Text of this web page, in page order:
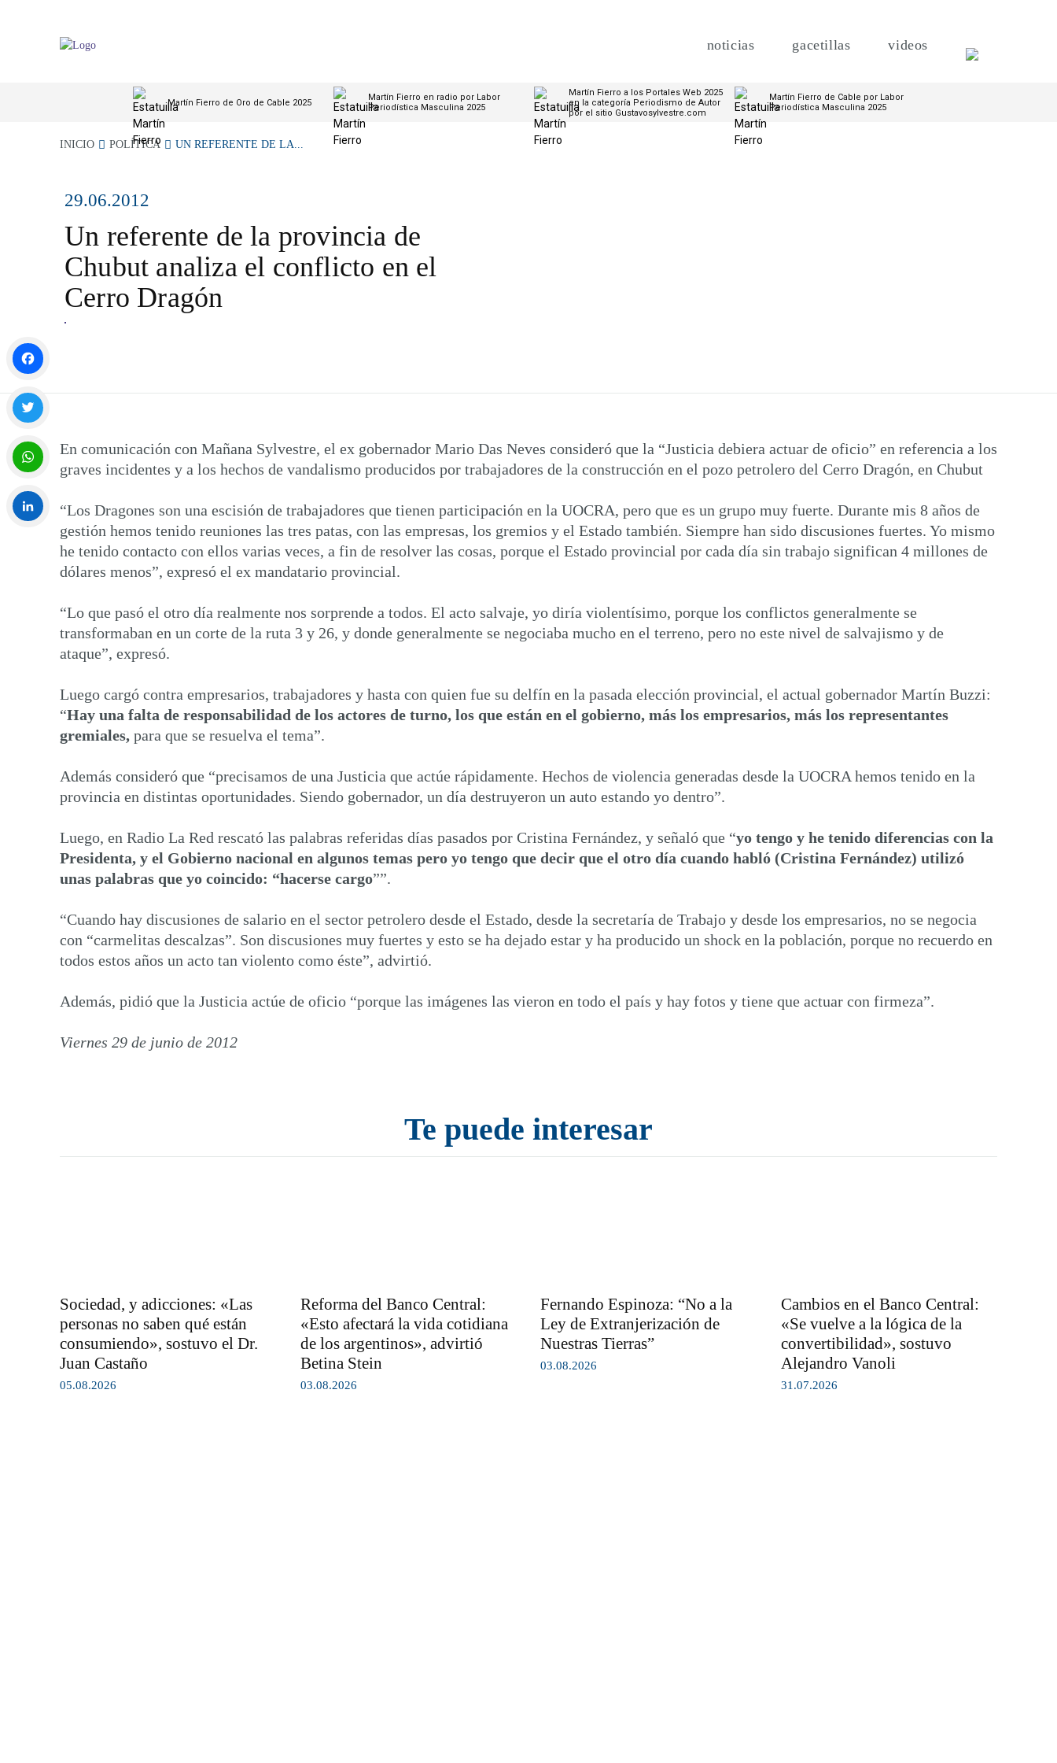
noticias gacetillas videos
Martín Fierro de Oro de Cable 2025
Martín Fierro en radio por Labor
Periodística Masculina 2025
Martín Fierro a los Portales Web 2025
en la categoría Periodismo de Autor
por el sitio Gustavosylvestre.com
Martín Fierro de Cable por Labor
Periodística Masculina 2025
INICIO POLÍTICA UN REFERENTE DE LA...
29.06.2012
Un referente de la provincia de
Chubut analiza el conflicto en el
Cerro Dragón
En comunicación con Mañana Sylvestre, el ex gobernador Mario Das Neves consideró que la “Justicia debiera actuar de oficio” en referencia a los
graves incidentes y a los hechos de vandalismo producidos por trabajadores de la construcción en el pozo petrolero del Cerro Dragón, en Chubut
“Los Dragones son una escisión de trabajadores que tienen participación en la UOCRA, pero que es un grupo muy fuerte. Durante mis 8 años de
gestión hemos tenido reuniones las tres patas, con las empresas, los gremios y el Estado también. Siempre han sido discusiones fuertes. Yo mismo
he tenido contacto con ellos varias veces, a fin de resolver las cosas, porque el Estado provincial por cada día sin trabajo significan 4 millones de
dólares menos”, expresó el ex mandatario provincial.
“Lo que pasó el otro día realmente nos sorprende a todos. El acto salvaje, yo diría violentísimo, porque los conflictos generalmente se
transformaban en un corte de la ruta 3 y 26, y donde generalmente se negociaba mucho en el terreno, pero no este nivel de salvajismo y de
ataque”, expresó.
Luego cargó contra empresarios, trabajadores y hasta con quien fue su delfín en la pasada elección provincial, el actual gobernador Martín Buzzi:
“Hay una falta de responsabilidad de los actores de turno, los que están en el gobierno, más los empresarios, más los representantes
gremiales, para que se resuelva el tema”.
Además consideró que “precisamos de una Justicia que actúe rápidamente. Hechos de violencia generadas desde la UOCRA hemos tenido en la
provincia en distintas oportunidades. Siendo gobernador, un día destruyeron un auto estando yo dentro”.
Luego, en Radio La Red rescató las palabras referidas días pasados por Cristina Fernández, y señaló que “yo tengo y he tenido diferencias con la
Presidenta, y el Gobierno nacional en algunos temas pero yo tengo que decir que el otro día cuando habló (Cristina Fernández) utilizó
unas palabras que yo coincido: “hacerse cargo””.
“Cuando hay discusiones de salario en el sector petrolero desde el Estado, desde la secretaría de Trabajo y desde los empresarios, no se negocia
con “carmelitas descalzas”. Son discusiones muy fuertes y esto se ha dejado estar y ha producido un shock en la población, porque no recuerdo en
todos estos años un acto tan violento como éste”, advirtió.
Además, pidió que la Justicia actúe de oficio “porque las imágenes las vieron en todo el país y hay fotos y tiene que actuar con firmeza”.
Viernes 29 de junio de 2012
Te puede interesar
Sociedad, y adicciones: «Las
personas no saben qué están
consumiendo», sostuvo el Dr.
Juan Castaño
05.08.2026
Reforma del Banco Central:
«Esto afectará la vida cotidiana
de los argentinos», advirtió
Betina Stein
03.08.2026
Fernando Espinoza: “No a la
Ley de Extranjerización de
Nuestras Tierras”
03.08.2026
Cambios en el Banco Central:
«Se vuelve a la lógica de la
convertibilidad», sostuvo
Alejandro Vanoli
31.07.2026
Facebook
Twitter
WhatsApp